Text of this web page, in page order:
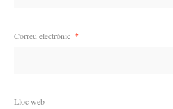
Correu electrònic *
Lloc web